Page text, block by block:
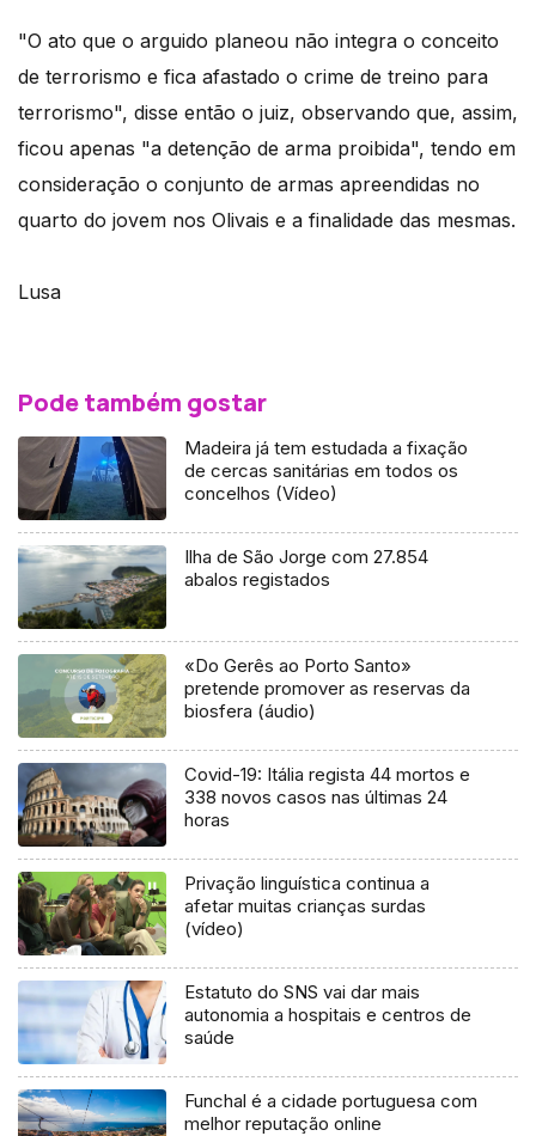
"O ato que o arguido planeou não integra o conceito
de terrorismo e fica afastado o crime de treino para
terrorismo", disse então o juiz, observando que, assim,
ficou apenas "a detenção de arma proibida", tendo em
consideração o conjunto de armas apreendidas no
quarto do jovem nos Olivais e a finalidade das mesmas.
Lusa
Pode também gostar
Madeira já tem estudada a fixação
de cercas sanitárias em todos os
concelhos (Vídeo)
Ilha de São Jorge com 27.854
abalos registados
«Do Gerês ao Porto Santo»
pretende promover as reservas da
biosfera (áudio)
Covid-19: Itália regista 44 mortos e
338 novos casos nas últimas 24
horas
Privação linguística continua a
afetar muitas crianças surdas
(vídeo)
Estatuto do SNS vai dar mais
autonomia a hospitais e centros de
saúde
Funchal é a cidade portuguesa com
melhor reputação online